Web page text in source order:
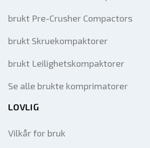
brukt Pre-Crusher Compactors
brukt Skruekompaktorer
brukt Leilighetskompaktorer
Se alle brukte komprimatorer
LOVLIG
Vilkår for bruk